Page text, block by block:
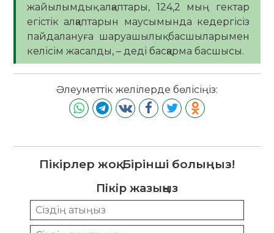
жайылымдық алқаптары, 124,2 мың гектар
егістік алқаптарын маусымында кедергісіз
пайдалануға шаруашылық басшыларымен
келісім жасалды, – деді басқарма басшысы.
Әлеуметтік желілерде бөлісіңіз:
Пікірлер жоқ. Бірінші болыңыз!
Пікір жазыңыз